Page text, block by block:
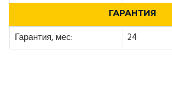
ГАРАНТИЯ
Гарантия, мес: 24